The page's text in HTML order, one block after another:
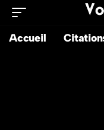
Accueil